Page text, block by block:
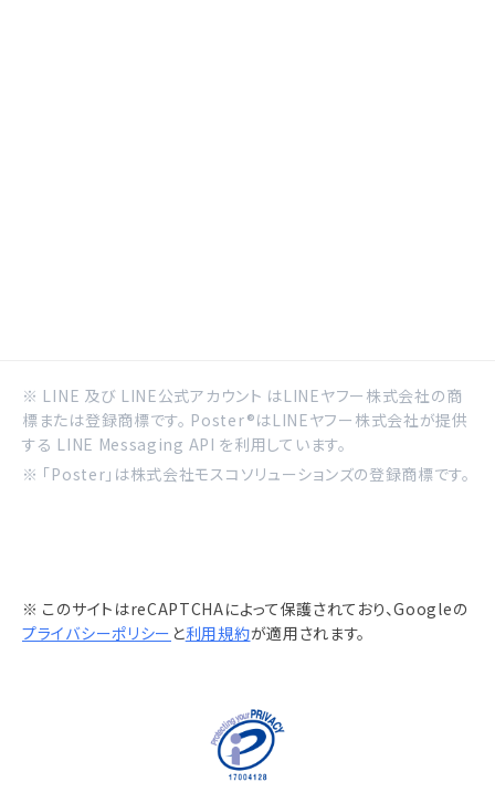
※ LINE 及び LINE公式アカウント はLINEヤフー株式会社の商
標または登録商標です。 Poster®はLINEヤフー株式会社が提供
する LINE Messaging API を利用しています。
※ 「Poster」は株式会社モスコソリューションズの登録商標です。
※ このサイトはreCAPTCHAによって保護されており、Googleの
プライバシーポリシー と利用規約が適用されます。